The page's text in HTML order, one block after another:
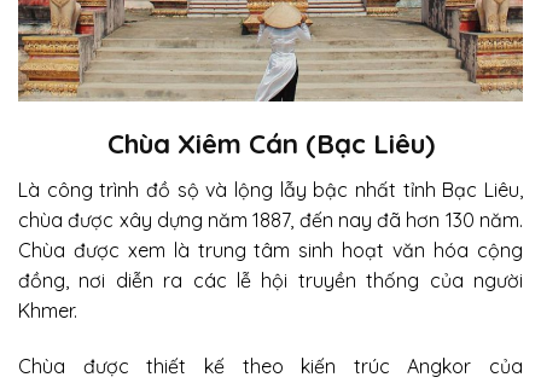
Chùa Xiêm Cán (Bạc Liêu)
Là công trình đồ sộ và lộng lẫy bậc nhất tỉnh Bạc Liêu,
chùa được xây dựng năm 1887, đến nay đã hơn 130 năm.
Chùa được xem là trung tâm sinh hoạt văn hóa cộng
đồng, nơi diễn ra các lễ hội truyền thống của người
Khmer.
Chùa được thiết kế theo kiến trúc Angkor của